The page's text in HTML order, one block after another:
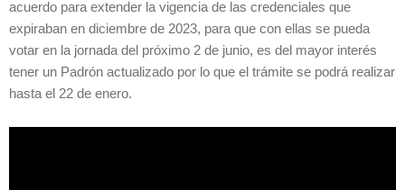
acuerdo para extender la vigencia de las credenciales que
expiraban en diciembre de 2023, para que con ellas se pueda
votar en la jornada del próximo 2 de junio, es del mayor interés
tener un Padrón actualizado por lo que el trámite se podrá realizar
hasta el 22 de enero.